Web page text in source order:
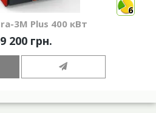
6
3М Plus 400 кВт
200 грн.